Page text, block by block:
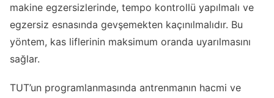
makine egzersizlerinde, tempo kontrollü yapılmalı ve
egzersiz esnasında gevşemekten kaçınılmalıdır. Bu
yöntem, kas liflerinin maksimum oranda uyarılmasını
sağlar.
TUT’un programlanmasında antrenmanın hacmi ve